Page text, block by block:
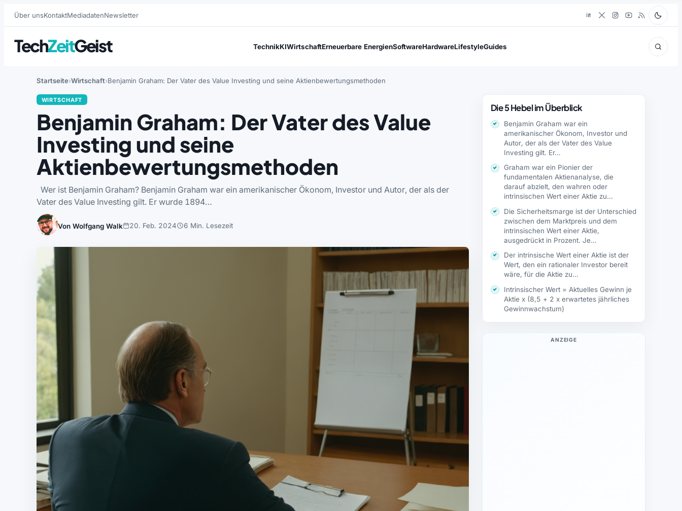
Über unsKontaktMediadatenNewsletter
TechZeitGeist TechnikKIWirtschaftErneuerbare EnergienSoftwareHardwareLifestyleGuides
Startseite Wirtschaft Benjamin Graham: Der Vater des Value Investing und seine Aktienbewertungsmethoden
WIRTSCHAFT
Benjamin Graham: Der Vater des Value
Investing und seine
Aktienbewertungsmethoden
Wer ist Benjamin Graham? Benjamin Graham war ein amerikanischer Ökonom, Investor und Autor, der als der
Vater des Value Investing gilt. Er wurde 1894…
Von Wolfgang Walk 20. Feb. 2024 6 Min. Lesezeit
Die 5 Hebel im Überblick
Benjamin Graham war ein
amerikanischer Ökonom, Investor und
Autor, der als der Vater des Value
Investing gilt. Er…
Graham war ein Pionier der
fundamentalen Aktienanalyse, die
darauf abzielt, den wahren oder
intrinsischen Wert einer Aktie zu…
Die Sicherheitsmarge ist der Unterschied
zwischen dem Marktpreis und dem
intrinsischen Wert einer Aktie,
ausgedrückt in Prozent. Je…
Der intrinsische Wert einer Aktie ist der
Wert, den ein rationaler Investor bereit
wäre, für die Aktie zu…
Intrinsischer Wert = Aktuelles Gewinn je
Aktie x (8,5 + 2 x erwartetes jährliches
Gewinnwachstum)
ANZEIGE